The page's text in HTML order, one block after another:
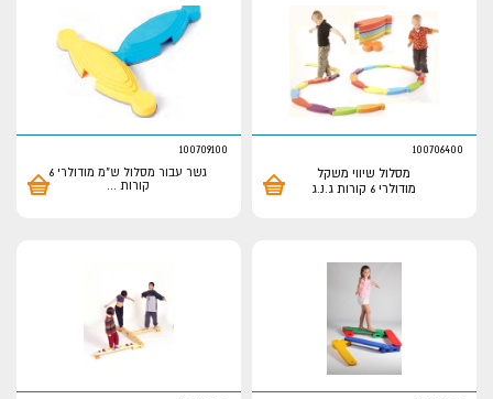
100706400
מסלול שיווי משקל
מודולרי 6 קורות ג.נ.ג
100709100
גשר עבור מסלול ש"מ מודולרי 6
קורות ...